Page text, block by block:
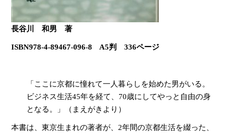
長谷川 和男 著
ISBN978-4-89467-096-8 A5判 336ページ
「ここに京都に憧れて一人暮らしを始めた男がいる。
ビジネス生活45年を経て、70歳にしてやっと自由の身
となる。」（まえがきより）
本書は、東京生まれの著者が、2年間の京都生活を綴った、